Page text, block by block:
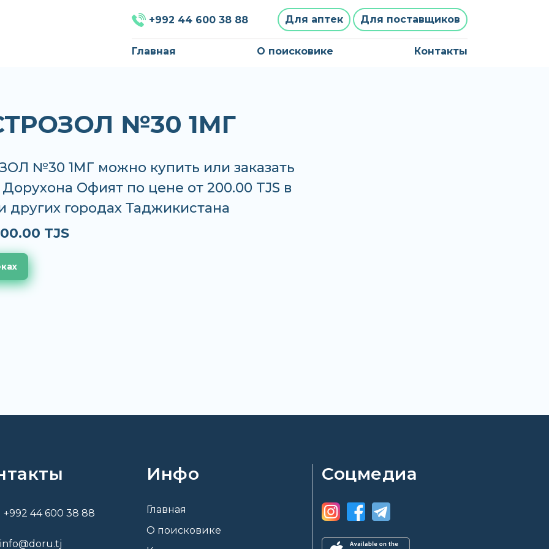
+992 44 600 38 88 Для аптек Для поставщиков
Главная О поисковике Контакты
№30 1МГ
№30 1МГ можно купить или заказать
Дорухона Офият по цене от 200.00 TJS в
других городах Таджикистана
TJS
+992 44 600 38 88
info@doru.tj
Инфо
Главная
О поисковике
Соцмедиа